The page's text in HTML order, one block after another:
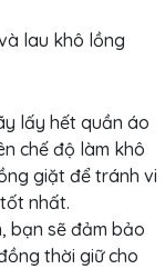
lau khô lồng
lấy hết quần áo
chế độ làm khô
giặt để tránh vi
nhất.
bạn sẽ đảm bảo
thời giữ cho